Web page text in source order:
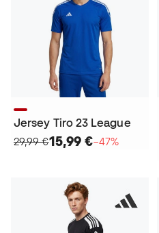
Jersey Tiro 23 League
29,99 €15,99 €−47%